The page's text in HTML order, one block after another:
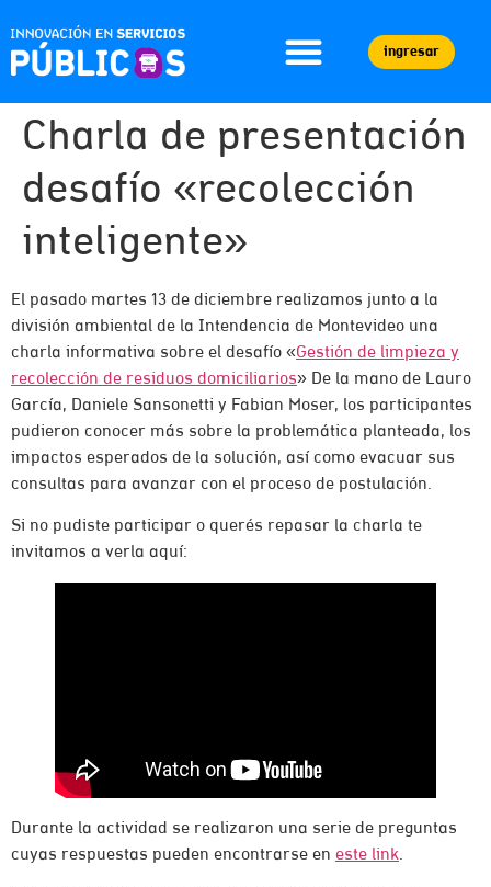
ingresar
Charla de presentación
desafío «recolección
inteligente»
El pasado martes 13 de diciembre realizamos junto a la
división ambiental de la Intendencia de Montevideo una
charla informativa sobre el desafío «Gestión de limpieza y
recolección de residuos domiciliarios» De la mano de Lauro
García, Daniele Sansonetti y Fabian Moser, los participantes
pudieron conocer más sobre la problemática planteada, los
impactos esperados de la solución, así como evacuar sus
consultas para avanzar con el proceso de postulación.
Si no pudiste participar o querés repasar la charla te
invitamos a verla aquí:
Durante la actividad se realizaron una serie de preguntas
cuyas respuestas pueden encontrarse en este link.